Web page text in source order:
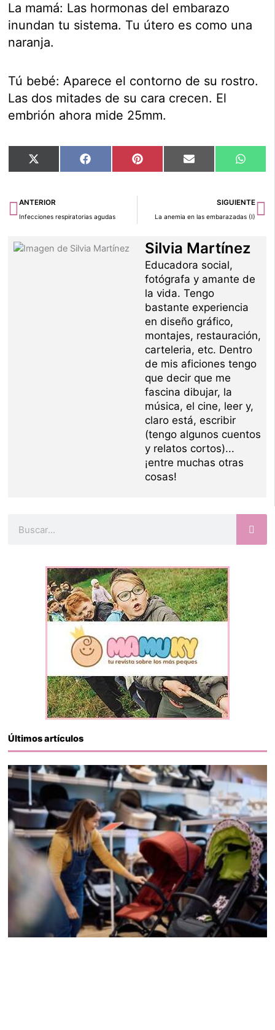
La mamá: Las hormonas del embarazo
inundan tu sistema. Tu útero es como una
naranja.
Tú bebé: Aparece el contorno de su rostro.
Las dos mitades de su cara crecen. El
embrión ahora mide 25mm.
Compartir
en
X
(Twitter)
Compartir
en
Facebook Compartir
en
Pinterest Compartir
en
Email
en
Ant
ANTERIOR
Infecciones respiratorias agudas
SIGUIENTE
La anemia en las embarazadas (I)
Silvia Martínez
Educadora social,
fotógrafa y amante de
la vida. Tengo
bastante experiencia
en diseño gráfico,
montajes, restauración,
carteleria, etc. Dentro
de mis aficiones tengo
que decir que me
fascina dibujar, la
música, el cine, leer y,
claro está, escribir
(tengo algunos cuentos
y relatos cortos)...
¡entre muchas otras
cosas!
Últimos artículos